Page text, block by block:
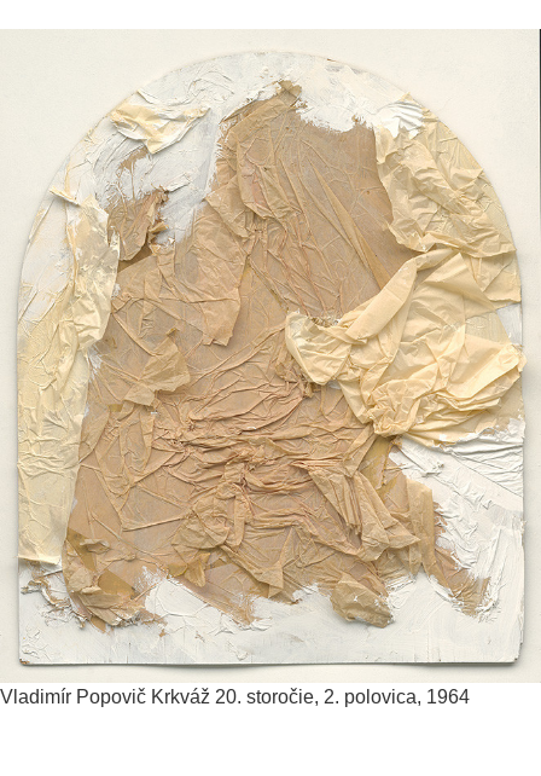
Vladimír Popovič Krkváž 20. storočie, 2. polovica, 1964